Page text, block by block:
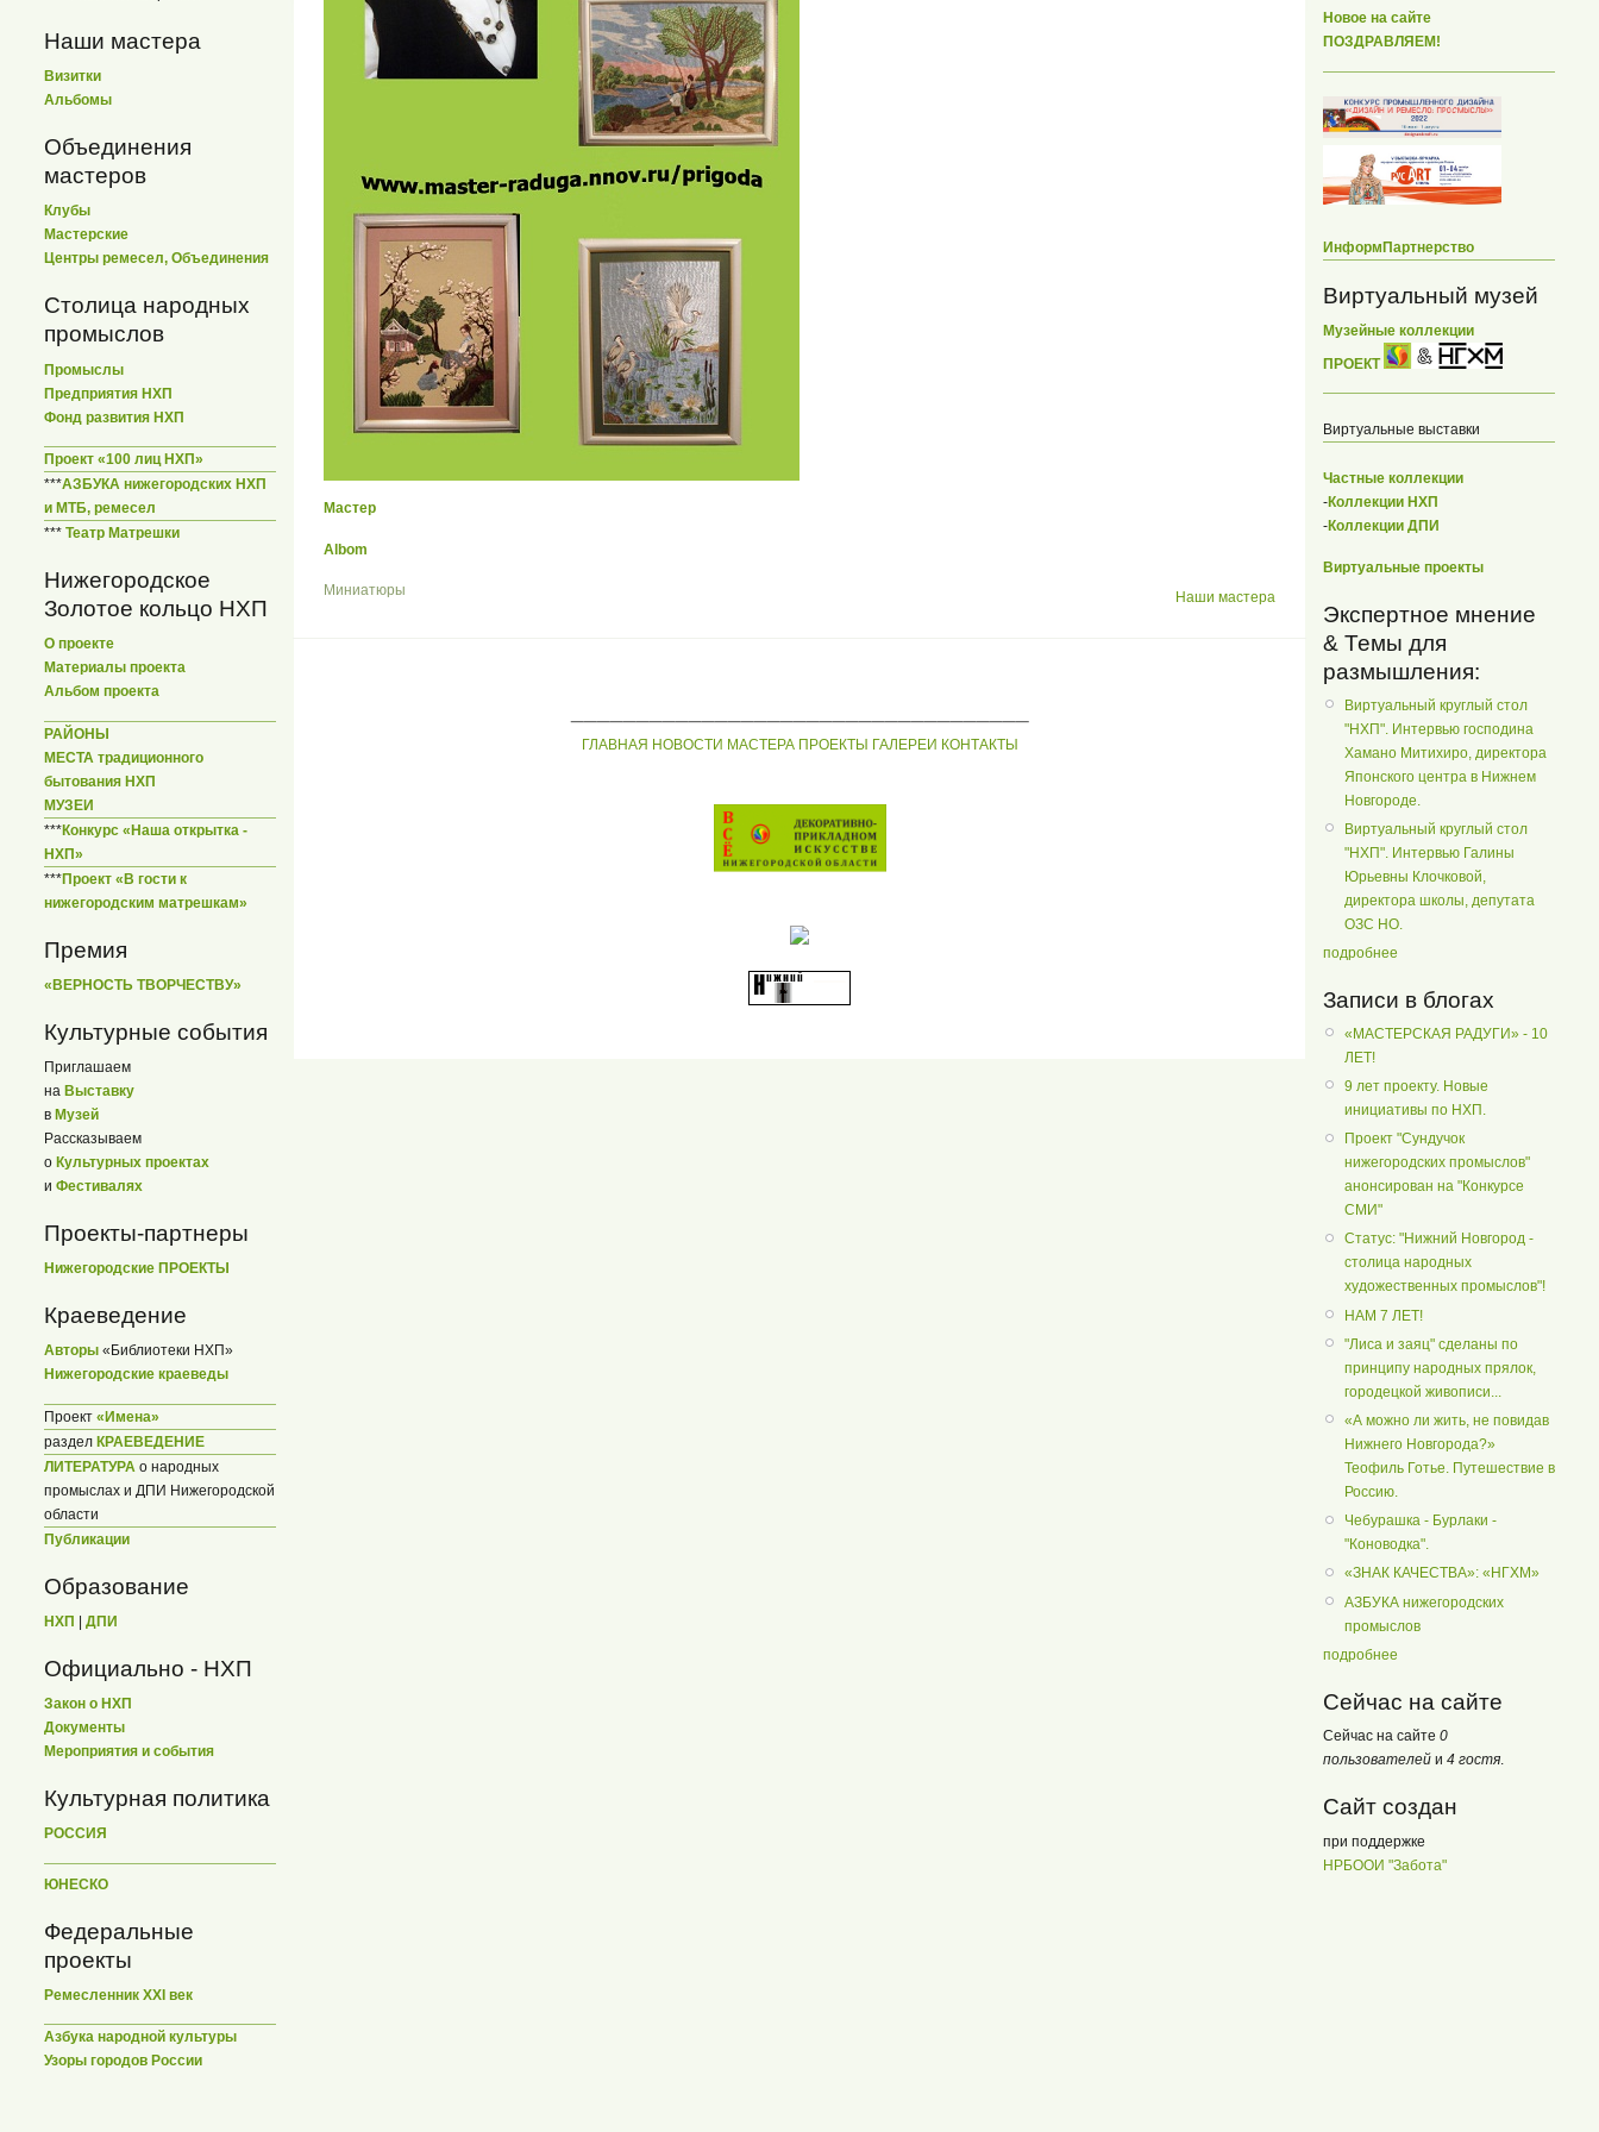
Наши мастера
Визитки
Альбомы
Объединения
мастеров
Клубы
Мастерские
Центры ремесел, Объединения
Столица народных
промыслов
Промыслы
Предприятия НХП
Фонд развития НХП
Проект «100 лиц НХП»
***АЗБУКА нижегородских НХП
и МТБ, ремесел
*** Театр Матрешки
Нижегородское
Золотое кольцо НХП
О проекте
Материалы проекта
Альбом проекта
РАЙОНЫ
МЕСТА традиционного
бытования НХП
МУЗЕИ
***Конкурс «Наша открытка -
НХП»
***Проект «В гости к
нижегородским матрешкам»
Премия
«ВЕРНОСТЬ ТВОРЧЕСТВУ»
Культурные события
Приглашаем
на Выставку
в Музей
Рассказываем
о Культурных проектах
и Фестивалях
Проекты-партнеры
Нижегородские ПРОЕКТЫ
Краеведение
Авторы «Библиотеки НХП»
Нижегородские краеведы
Проект «Имена»
раздел КРАЕВЕДЕНИЕ
ЛИТЕРАТУРА о народных
промыслах и ДПИ Нижегородской
области
Публикации
Образование
НХП | ДПИ
Официально - НХП
Закон о НХП
Документы
Мероприятия и события
Культурная политика
РОССИЯ
ЮНЕСКО
Федеральные
проекты
Ремесленник XXI век
Азбука народной культуры
Узоры городов России
Мастер
Albom
Hаши мастера
Миниатюры
ГЛАВНАЯ НОВОСТИ МАСТЕРА ПРОЕКТЫ ГАЛЕРЕИ КОНТАКТЫ
Новое на сайте
ПОЗДРАВЛЯЕМ!
ИнформПартнерство
Виртуальный музей
Музейные коллекции
ПРОЕКТ
Виртуальные выставки
Частные коллекции
-Коллекции НХП
-Коллекции ДПИ
Виртуальные проекты
Экспертное мнение
& Темы для
размышления:
Виртуальный круглый стол
"НХП". Интервью господина
Хамано Митихиро, директора
Японского центра в Нижнем
Новгороде.
Виртуальный круглый стол
"НХП". Интервью Галины
Юрьевны Клочковой,
директора школы, депутата
ОЗС НО.
подробнее
Записи в блогах
«МАСТЕРСКАЯ РАДУГИ» - 10
ЛЕТ!
9 лет проекту. Новые
инициативы по НХП.
Проект "Сундучок
нижегородских промыслов"
анонсирован на "Конкурсе
СМИ"
Статус: "Нижний Новгород -
столица народных
художественных промыслов"!
НАМ 7 ЛЕТ!
"Лиса и заяц" сделаны по
принципу народных прялок,
городецкой живописи...
«А можно ли жить, не повидав
Нижнего Новгорода?»
Теофиль Готье. Путешествие в
Россию.
Чебурашка - Бурлаки -
"Коноводка".
«ЗНАК КАЧЕСТВА»: «НГХМ»
АЗБУКА нижегородских
промыслов
подробнее
Сейчас на сайте
Сейчас на сайте 0
пользователей и 4 гостя
Сайт создан
при поддержке
НРБООИ "Забота"